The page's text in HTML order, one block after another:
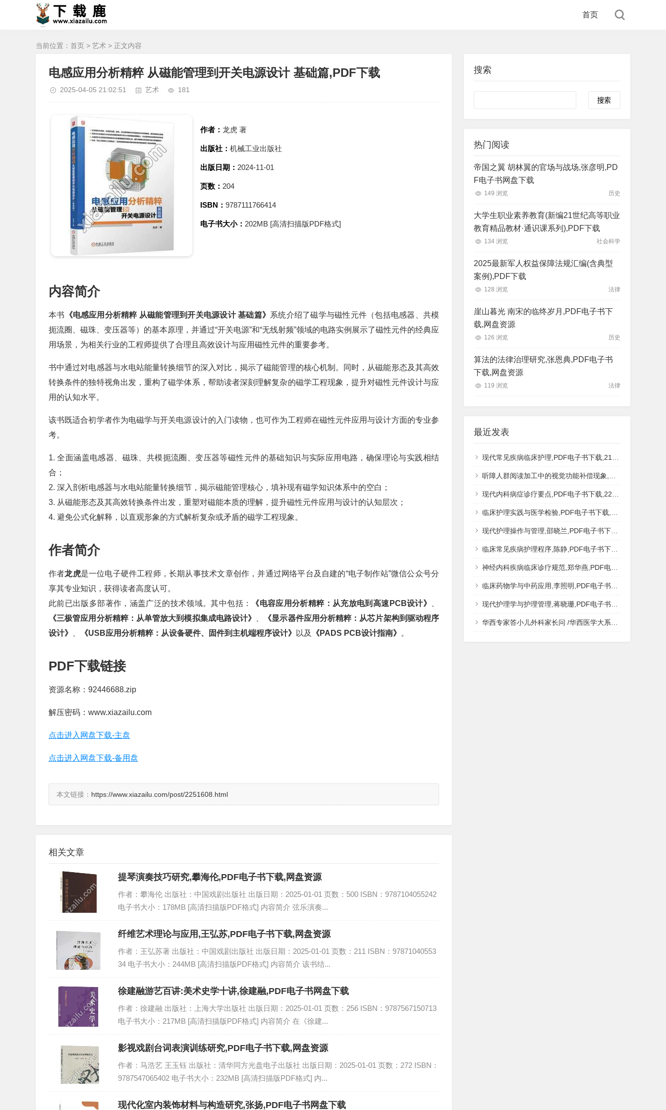
首页
当前位置： 首页 > 艺术 > 正文内容
电感应用分析精粹 从磁能管理到开关电源设计 基础篇,PDF下载
2025-04-05 21:02:51 艺术 181
作者： 龙虎 著
出版社： 机械工业出版社
出版日期： 2024-11-01
页数： 204
ISBN： 9787111766414
电子书大小： 202MB [高清扫描版PDF格式]
内容简介
本书 《电感应用分析精粹 从磁能管理到开关电源设计 基础篇》 系统介绍了磁学与磁性元件（包括电感器、共模
扼流圈、磁珠、变压器等）的基本原理，并通过“开关电源”和“无线射频”领域的电路实例展示了磁性元件的经典应
用场景，为相关行业的工程师提供了合理且高效设计与应用磁性元件的重要参考。
书中通过对电感器与水电站能量转换细节的深入对比，揭示了磁能管理的核心机制。同时，从磁能形态及其高效
转换条件的独特视角出发，重构了磁学体系，帮助读者深刻理解复杂的磁学工程现象，提升对磁性元件设计与应
用的认知水平。
该书既适合初学者作为电磁学与开关电源设计的入门读物，也可作为工程师在磁性元件应用与设计方面的专业参
考。
1. 全面涵盖电感器、磁珠、共模扼流圈、变压器等磁性元件的基础知识与实际应用电路，确保理论与实践相结
合；
2. 深入剖析电感器与水电站能量转换细节，揭示磁能管理核心，填补现有磁学知识体系中的空白；
3. 从磁能形态及其高效转换条件出发，重塑对磁能本质的理解，提升磁性元件应用与设计的认知层次；
4. 避免公式化解释，以直观形象的方式解析复杂或矛盾的磁学工程现象。
作者简介
作者龙虎是一位电子硬件工程师，长期从事技术文章创作，并通过网络平台及自建的“电子制作站”微信公众号分
享其专业知识，获得读者高度认可。
此前已出版多部著作，涵盖广泛的技术领域。其中包括：
《电容应用分析精粹：从充放电到高速PCB设计》
《三极管应用分析精粹：从单管放大到模拟集成电路设计》
《显示器件应用分析精粹：从芯片架构到驱动程序
设计》
《USB应用分析精粹：从设备硬件、固件到主机端程序设计》 以及 《PADS PCB设计指南》 。
PDF下载链接
资源名称：92446688.zip
解压密码：www.xiazailu.com
点击进入网盘下载-主盘
点击进入网盘下载-备用盘
本文链接： https://www.xiazailu.com/post/2251608.html
相关文章
提琴演奏技巧研究,攀海伦,PDF电子书下载,网盘资源
作者：攀海伦 出版社：中国戏剧出版社 出版日期：2025-01-01 页数：500 ISBN：9787104055242
电子书大小：178MB [高清扫描版PDF格式] 内容简介 弦乐演奏...
纤维艺术理论与应用,王弘苏,PDF电子书下载,网盘资源
作者：王弘苏著 出版社：中国戏剧出版社 出版日期：2025-01-01 页数：211 ISBN：97871040553
34 电子书大小：244MB [高清扫描版PDF格式] 内容简介 该书结...
徐建融游艺百讲:美术史学十讲,徐建融,PDF电子书网盘下载
作者：徐建融 出版社：上海大学出版社 出版日期：2025-01-01 页数：256 ISBN：9787567150713
电子书大小：217MB [高清扫描版PDF格式] 内容简介 在《徐建...
影视戏剧台词表演训练研究,PDF电子书下载,网盘资源
作者：马浩艺 王玉钰 出版社：清华同方光盘电子出版社 出版日期：2025-01-01 页数：272 ISBN：
9787547065402 电子书大小：232MB [高清扫描版PDF格式] 内...
现代化室内装饰材料与构造研究,张扬,PDF电子书网盘下载
搜索
Search
热门阅读
帝国之翼 胡林翼的官场与战场,张彦明,PD
F电子书网盘下载
149 浏览 历史
大学生职业素养教育(新编21世纪高等职业
教育精品教材·通识课系列),PDF下载
134 浏览 社会科学
2025最新军人权益保障法规汇编(含典型
案例),PDF下载
128 浏览 法律
崖山暮光 南宋的临终岁月,PDF电子书下
载,网盘资源
126 浏览 历史
算法的法律治理研究,张恩典,PDF电子书
下载,网盘资源
119 浏览 法律
最近发表
现代常见疾病临床护理,PDF电子书下载,217MB,网盘资源
听障人群阅读加工中的视觉功能补偿现象,秦钊,PDF电子书下载,网盘资源
现代内科病症诊疗要点,PDF电子书下载,223MB,网盘资源
临床护理实践与医学检验,PDF电子书下载,193MB,网盘资源
现代护理操作与管理,邵晓兰,PDF电子书下载,242MB,网盘资源
临床常见疾病护理程序,陈静,PDF电子书下载,185MB,网盘资源
神经内科疾病临床诊疗规范,郑华燕,PDF电子书下载,188MB,网盘资源
临床药物学与中药应用,李照明,PDF电子书下载,202MB,网盘资源
现代护理学与护理管理,蒋晓珊,PDF电子书下载,223MB,网盘资源
华西专家答小儿外科家长问 /华西医学大系?医学科普,PDF电子书网盘下载